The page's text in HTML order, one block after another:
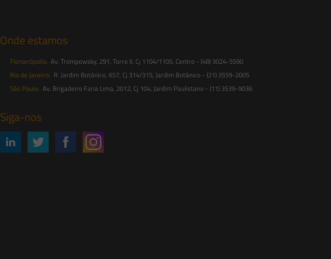
Onde estamos
Florianópolis: Av. Trompowsky, 291, Torre II, Cj 1104/1105, Centro - (48) 3024-5590
Rio de Janeiro: R. Jardim Botânico, 657, Cj 314/315, Jardim Botânico - (21) 3559-2005
São Paulo: Av. Brigadeiro Faria Lima, 2012, Cj 104, Jardim Paulistano - (11) 3539-9036
Siga-nos